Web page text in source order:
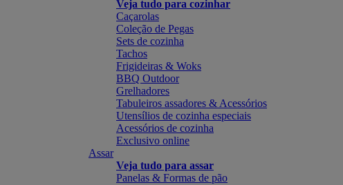
Veja tudo para cozinhar
Caçarolas
Coleção de Pegas
Sets de cozinha
Tachos
Frigideiras & Woks
BBQ Outdoor
Grelhadores
Tabuleiros assadores & Acessórios
Utensílios de cozinha especiais
Acessórios de cozinha
Exclusivo online
Assar
Veja tudo para assar
Panelas & Formas de pão